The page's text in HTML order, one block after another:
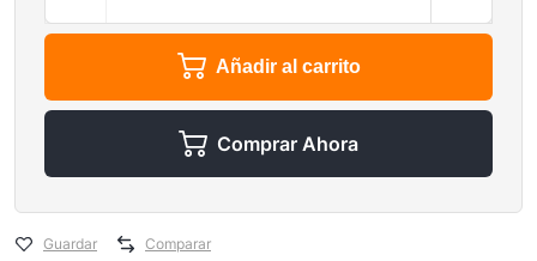
Añadir al carrito
Comprar Ahora
Guardar Comparar